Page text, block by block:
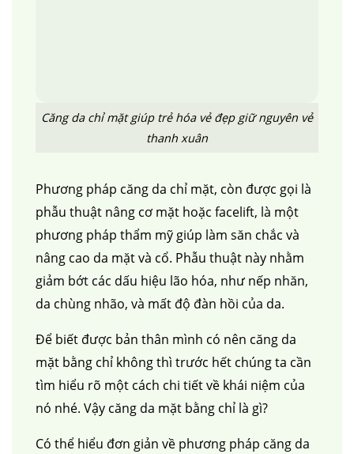
Căng da chỉ mặt giúp trẻ hóa vẻ đẹp giữ nguyên vẻ
thanh xuân
Phương pháp căng da chỉ mặt, còn được gọi là
phẫu thuật nâng cơ mặt hoặc facelift, là một
phương pháp thẩm mỹ giúp làm săn chắc và
nâng cao da mặt và cổ. Phẫu thuật này nhằm
giảm bớt các dấu hiệu lão hóa, như nếp nhăn,
da chùng nhão, và mất độ đàn hồi của da.
Để biết được bản thân mình có nên căng da
mặt bằng chỉ không thì trước hết chúng ta cần
tìm hiểu rõ một cách chi tiết về khái niệm của
nó nhé. Vậy căng da mặt bằng chỉ là gì?
Có thể hiểu đơn giản về phương pháp căng da